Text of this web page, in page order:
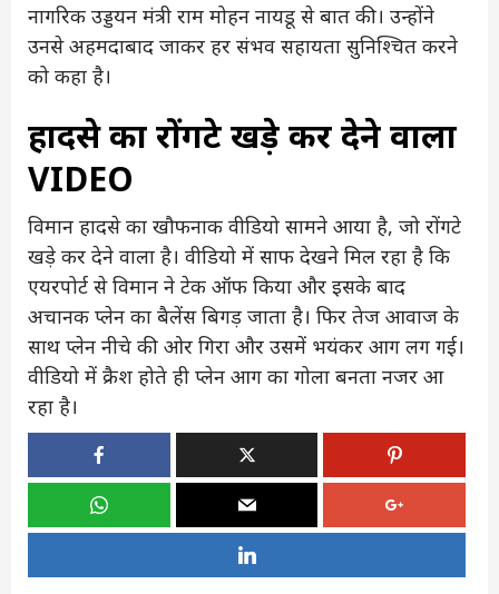
नागरिक उड्डयन मंत्री राम मोहन नायडू से बात की। उन्होंने
उनसे अहमदाबाद जाकर हर संभव सहायता सुनिश्चित करने
को कहा है।
हादसे का रोंगटे खड़े कर देने वाला
VIDEO
विमान हादसे का खौफनाक वीडियो सामने आया है, जो रोंगटे
खड़े कर देने वाला है। वीडियो में साफ देखने मिल रहा है कि
एयरपोर्ट से विमान ने टेक ऑफ किया और इसके बाद
अचानक प्लेन का बैलेंस बिगड़ जाता है। फिर तेज आवाज के
साथ प्लेन नीचे की ओर गिरा और उसमें भयंकर आग लग गई।
वीडियो में क्रैश होते ही प्लेन आग का गोला बनता नजर आ
रहा है।